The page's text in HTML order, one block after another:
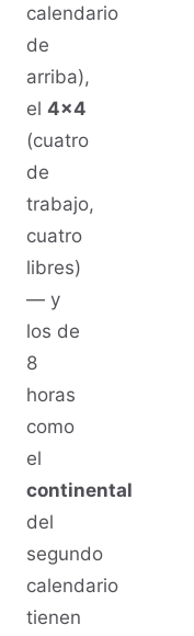
calendario
de
arriba),
el 4x4
(cuatro
de
trabajo,
cuatro
libres)
— y
los de
8
horas
como
el
continental
del
segundo
calendario
tienen